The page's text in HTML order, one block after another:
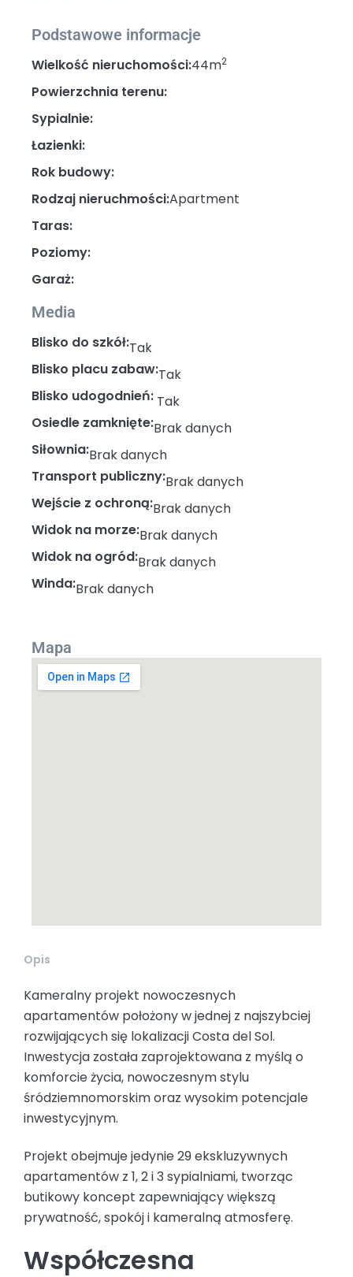
Podstawowe informacje
Wielkość nieruchomości:44m2
Powierzchnia terenu:
Sypialnie:
Łazienki:
Rok budowy:
Rodzaj nieruchmości:Apartment
Taras:
Poziomy:
Garaż:
Media
Blisko do szkół:Tak
Blisko placu zabaw:Tak
Blisko udogodnień: Tak
Osiedle zamknięte:Brak danych
Siłownia:Brak danych
Transport publiczny:Brak danych
Wejście z ochroną:Brak danych
Widok na morze:Brak danych
Widok na ogród:Brak danych
Winda:Brak danych
Mapa
Opis
Kameralny projekt nowoczesnych
apartamentów położony w jednej z najszybciej
rozwijających się lokalizacji Costa del Sol.
Inwestycja została zaprojektowana z myślą o
komforcie życia, nowoczesnym stylu
śródziemnomorskim oraz wysokim potencjale
inwestycyjnym.
Projekt obejmuje jedynie 29 ekskluzywnych
apartamentów z 1, 2 i 3 sypialniami, tworząc
butikowy koncept zapewniający większą
prywatność, spokój i kameralną atmosferę.
Współczesna